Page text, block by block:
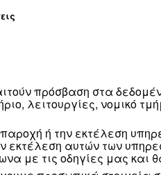
δεδομένων
δεδομένων για
μας που συνέλεξε
των
δεδομένων